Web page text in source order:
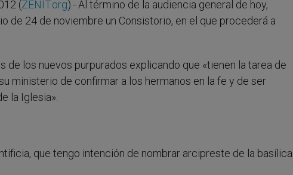
(ZENIT.org).- Al término de la audiencia general de hoy,
de 24 de noviembre un Consistorio, en el que procederá a
de los nuevos purpurados explicando que «tienen la tarea de
ministerio de confirmar a los hermanos en la fe y de ser
la Iglesia».
que tengo intención de nombrar arcipreste de la basílica